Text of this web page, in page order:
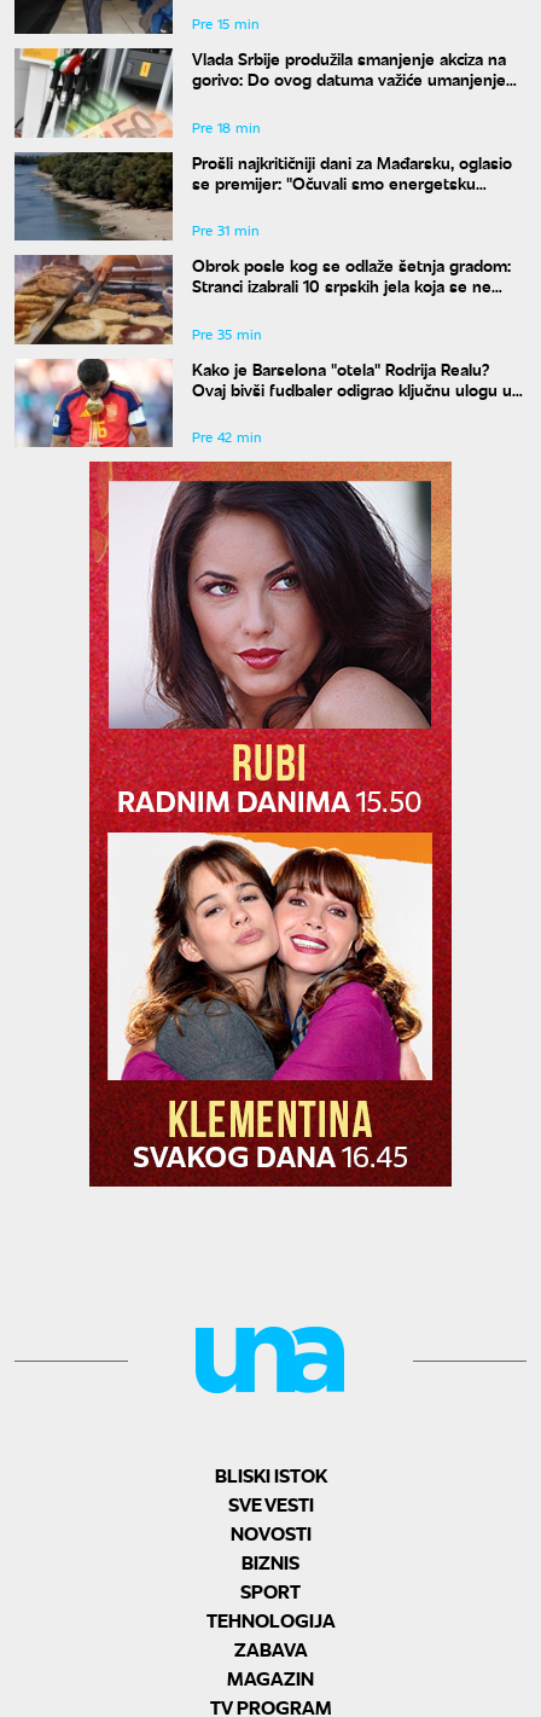
Pre 15 min
Vlada Srbije produžila smanjenje akciza na
gorivo: Do ovog datuma važiće umanjenje
Pre 18 min
Prošli najkritičniji dani za Mađarsku, oglasio
se premijer: "Očuvali smo energetsku
Pre 31 min
Obrok posle kog se odlaže šetnja gradom:
Stranci izabrali 10 srpskih jela koja se ne
Pre 35 min
Kako je Barselona "otela" Rodrija Realu?
Ovaj bivši fudbaler odigrao ključnu ulogu u
Pre 42 min
BLISKI ISTOK
SVE VESTI
NOVOSTI
BIZNIS
SPORT
TEHNOLOGIJA
ZABAVA
MAGAZIN
TV PROGRAM